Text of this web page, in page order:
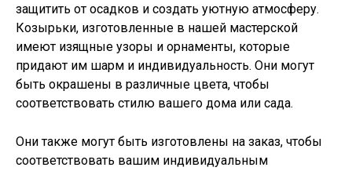
защитить от осадков и создать уютную атмосферу.
Козырьки, изготовленные в нашей мастерской
имеют изящные узоры и орнаменты, которые
придают им шарм и индивидуальность. Они могут
быть окрашены в различные цвета, чтобы
соответствовать стилю вашего дома или сада.
Они также могут быть изготовлены на заказ, чтобы
соответствовать вашим индивидуальным